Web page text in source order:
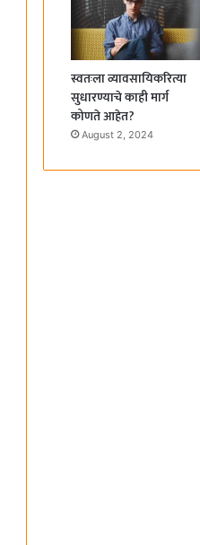
स्वतःला व्यावसायिकरित्या
सुधारण्याचे काही मार्ग
कोणते आहेत?
August 2, 2024